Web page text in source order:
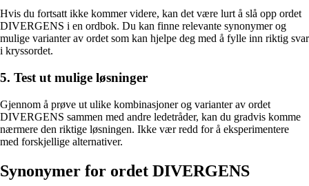
Hvis du fortsatt ikke kommer videre, kan det være lurt å slå opp ordet
DIVERGENS i en ordbok. Du kan finne relevante synonymer og
mulige varianter av ordet som kan hjelpe deg med å fylle inn riktig svar
i kryssordet.
5. Test ut mulige løsninger
Gjennom å prøve ut ulike kombinasjoner og varianter av ordet
DIVERGENS sammen med andre ledetråder, kan du gradvis komme
nærmere den riktige løsningen. Ikke vær redd for å eksperimentere
med forskjellige alternativer.
Synonymer for ordet DIVERGENS